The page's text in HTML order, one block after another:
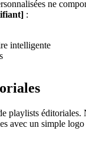
ne
:
intelligente
playlists éditoriales.
avec un simple